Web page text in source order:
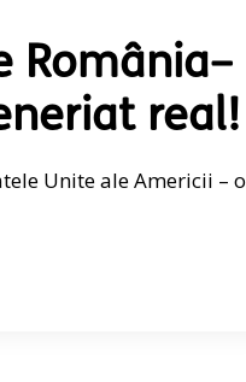
România–
real!
Unite ale Americii – o